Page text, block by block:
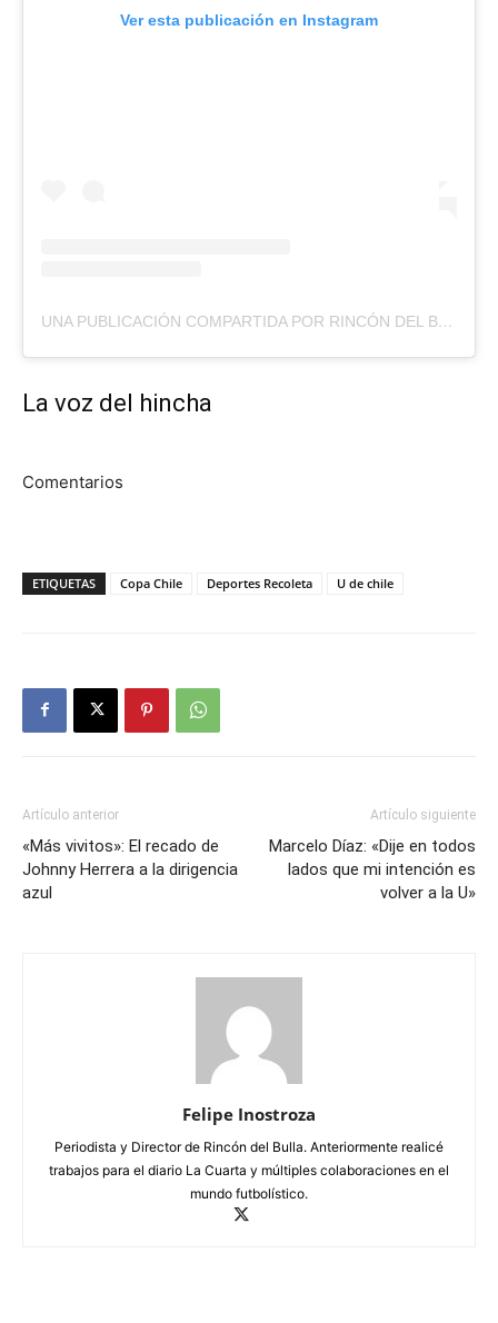
Ver esta publicación en Instagram
UNA PUBLICACIÓN COMPARTIDA POR RINCÓN DEL BULLA (@RINCONDELBULLA)
La voz del hincha
Comentarios
ETIQUETAS Copa Chile Deportes Recoleta U de chile
Artículo anterior
«Más vivitos»: El recado de
Johnny Herrera a la dirigencia
azul
Artículo siguiente
Marcelo Díaz: «Dije en todos
lados que mi intención es
volver a la U»
Felipe Inostroza
Periodista y Director de Rincón del Bulla. Anteriormente realicé
trabajos para el diario La Cuarta y múltiples colaboraciones en el
mundo futbolístico.